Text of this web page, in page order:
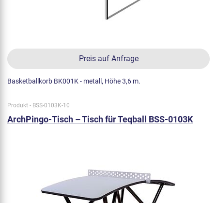
Preis auf Anfrage
Basketballkorb BK001K - metall, Höhe 3,6 m.
Produkt - BSS-0103K-10
ArchPingo-Tisch – Tisch für Teqball BSS-0103K